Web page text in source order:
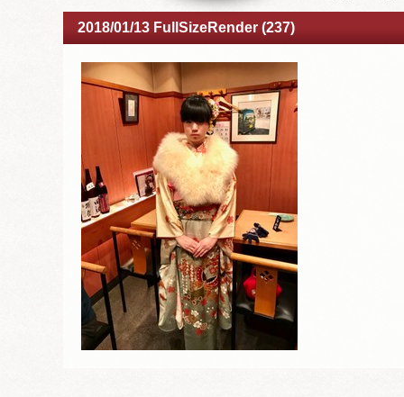
2018/01/13 FullSizeRender (237)